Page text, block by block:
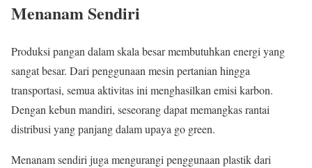
Menanam Sendiri
Produksi pangan dalam skala besar membutuhkan energi yang
sangat besar. Dari penggunaan mesin pertanian hingga
transportasi, semua aktivitas ini menghasilkan emisi karbon.
Dengan kebun mandiri, seseorang dapat memangkas rantai
distribusi yang panjang dalam upaya go green.
Menanam sendiri juga mengurangi penggunaan plastik dari